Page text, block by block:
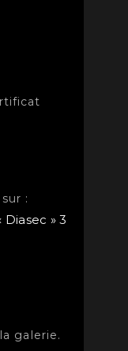
:
» 3
galerie.